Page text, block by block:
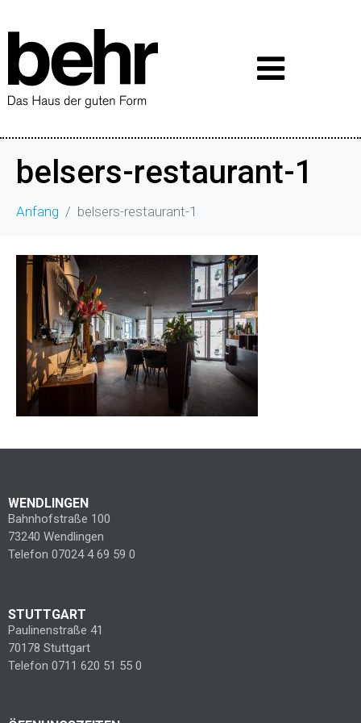
belsers-restaurant-1
Anfang belsers-restaurant-1
WENDLINGEN
Bahnhofstraße 100
73240 Wendlingen
Telefon 07024 4 69 59 0
STUTTGART
Paulinenstraße 41
70178 Stuttgart
Telefon 0711 620 51 55 0